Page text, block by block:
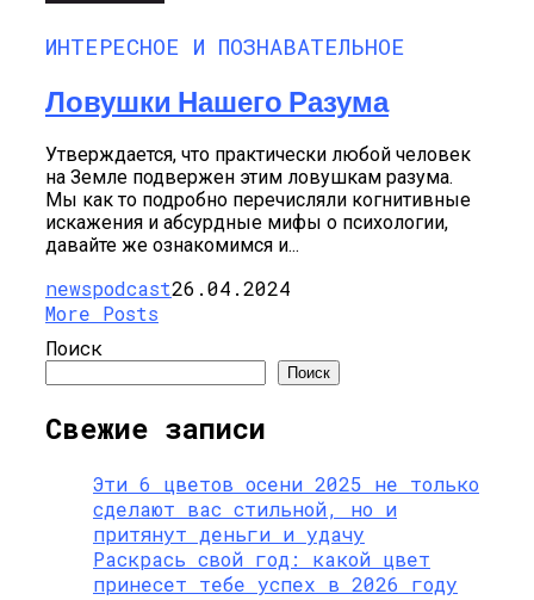
ИНТЕРЕСНОЕ И ПОЗНАВАТЕЛЬНОЕ
Ловушки Нашего Разума
Утверждается, что практически любой человек
на Земле подвержен этим ловушкам разума.
Мы как то подробно перечисляли когнитивные
искажения и абсурдные мифы о психологии,
давайте же ознакомимся и...
newspodcast26.04.2024
More Posts
Поиск
Поиск
Свежие записи
Эти 6 цветов осени 2025 не только
сделают вас стильной, но и
притянут деньги и удачу
Раскрась свой год: какой цвет
принесет тебе успех в 2026 году